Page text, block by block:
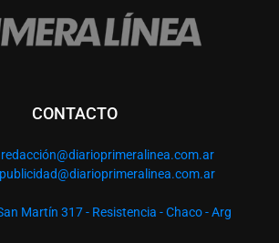
CONTACTO
redacción@diarioprimeralinea.com.ar
publicidad@diarioprimeralinea.com.ar
Martín 317 - Resistencia - Chaco - Arg